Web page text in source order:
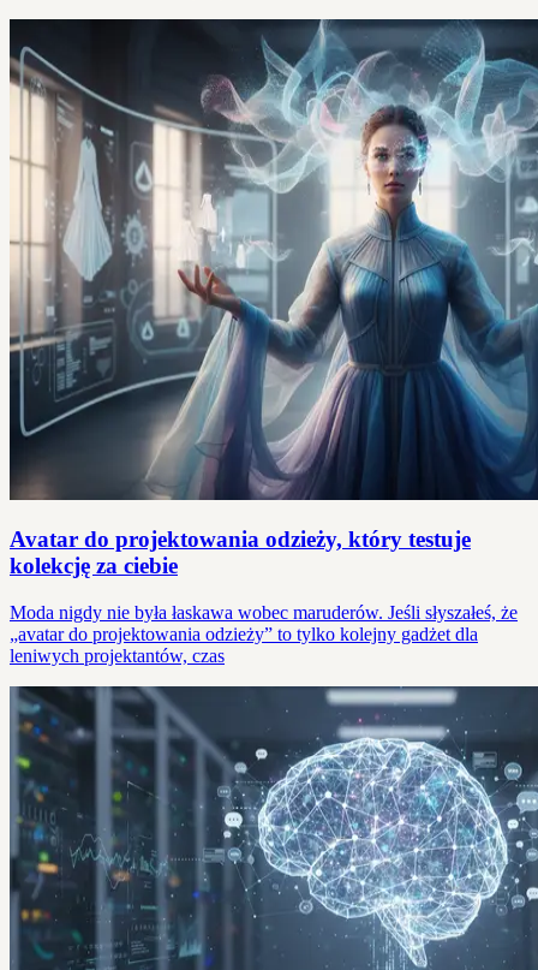
Avatar do projektowania odzieży, który testuje
kolekcję za ciebie
Moda nigdy nie była łaskawa wobec maruderów. Jeśli słyszałeś, że
„avatar do projektowania odzieży” to tylko kolejny gadżet dla
leniwych projektantów, czas